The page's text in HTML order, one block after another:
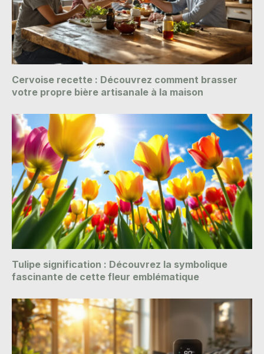
Cervoise recette : Découvrez comment brasser
votre propre bière artisanale à la maison
Tulipe signification : Découvrez la symbolique
fascinante de cette fleur emblématique